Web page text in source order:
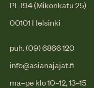
PL 194 (Mikonkatu 25)
00101 Helsinki
puh. (09) 6866 120
info@asianajajat.fi
ma–pe klo 10–12, 13–15